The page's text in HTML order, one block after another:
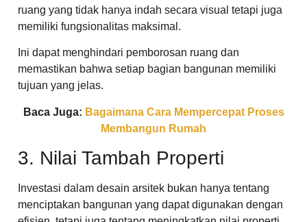
ruang yang tidak hanya indah secara visual tetapi juga
memiliki fungsionalitas maksimal.
Ini dapat menghindari pemborosan ruang dan
memastikan bahwa setiap bagian bangunan memiliki
tujuan yang jelas.
Baca Juga: Bagaimana Cara Mempercepat Proses
Membangun Rumah
3. Nilai Tambah Properti
Investasi dalam desain arsitek bukan hanya tentang
menciptakan bangunan yang dapat digunakan dengan